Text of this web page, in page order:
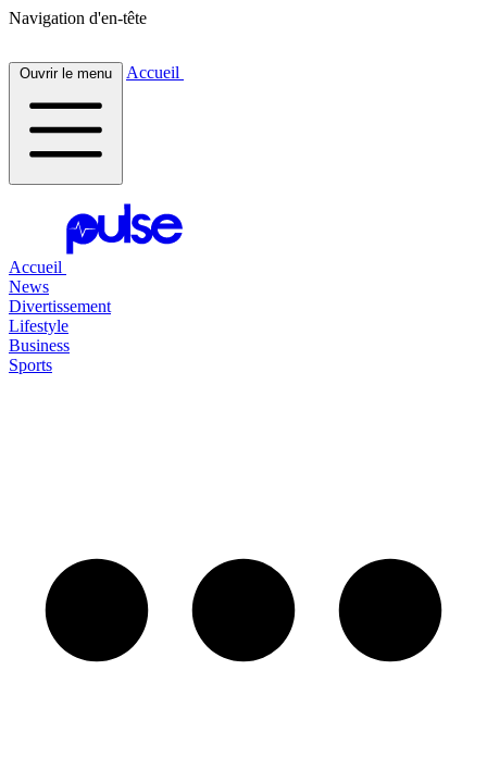
Navigation d'en-tête
Ouvrir le menu Accueil
Accueil
News
Divertissement
Lifestyle
Business
Sports